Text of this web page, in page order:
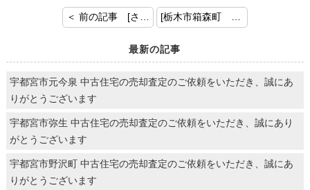
最新の記事
宇都宮市元今泉 中古住宅の売却査定のご依頼をいただき、誠にあ
りがとうございます
宇都宮市弥生 中古住宅の売却査定のご依頼をいただき、誠にあり
がとうございます
宇都宮市野沢町 中古住宅の売却査定のご依頼をいただき、誠にあ
りがとうございます